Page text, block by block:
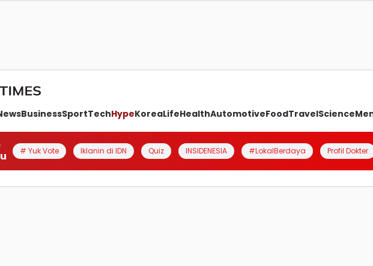
BusinessSportTechHypeKoreaLifeHealthAutomotiveFoodTravelScience
# Yuk Vote Iklanin di IDN Quiz INSIDENESIA #LokalBerdaya Profil Dokter